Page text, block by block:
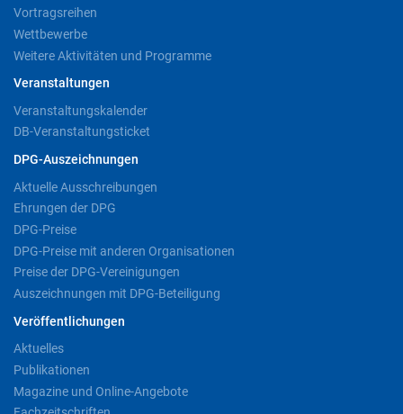
Vortragsreihen
Wettbewerbe
Weitere Aktivitäten und Programme
Veranstaltungen
Veranstaltungskalender
DB-Veranstaltungsticket
DPG-Auszeichnungen
Aktuelle Ausschreibungen
Ehrungen der DPG
DPG-Preise
DPG-Preise mit anderen Organisationen
Preise der DPG-Vereinigungen
Auszeichnungen mit DPG-Beteiligung
Veröffentlichungen
Aktuelles
Publikationen
Magazine und Online-Angebote